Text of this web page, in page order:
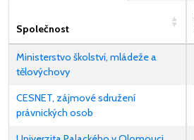
Společnost
Ministerstvo školství, mládeže a
tělovýchovy
CESNET, zájmové sdružení
právnických osob